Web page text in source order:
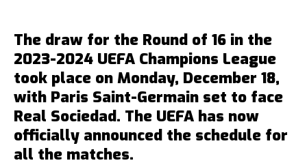
The draw for the Round of 16 in the
2023-2024 UEFA Champions League
took place on Monday, December 18,
with Paris Saint-Germain set to face
Real Sociedad. The UEFA has now
officially announced the schedule for
all the matches.